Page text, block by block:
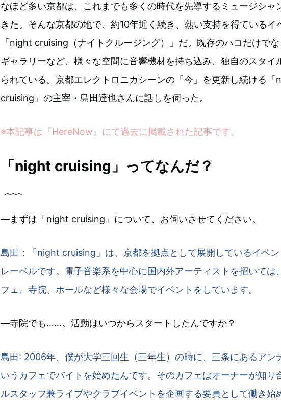
なほど多い京都は、これまでも多くの時代を先導するミュージシャ
きた。そんな京都の地で、約10年近く続き、熱い支持を得ているイ
「night cruising（ナイトクルージング）」だ。既存のハコだけで
ギャラリーなど、様々な空間に音響機材を持ち込み、独自のスタイ
られている。京都エレクトロニカシーンの「今」を更新し続ける「
cruising」の主宰・島田達也さんに話しを伺った。
※本記事は『HereNow 』にて過去に掲載された記事です。
「night cruising」ってなんだ？
―まずは「night cruising」について、お伺いさせてください。
島田：「night cruising」は、京都を拠点として展開しているイベン
レーベルです。電子音楽系を中心に国内外アーティストを招いては
フェ、寺院、ホールなど様々な会場でイベントをしています。
―寺院でも……。活動はいつからスタートしたんですか？
島田: 2006年、僕が大学三回生（三年生）の時に、三条にあるアン
いうカフェでバイトを始めたんです。そのカフェはオーナーが知り
ルスタッフ兼ライブやクラブイベントを企画する要員として働き始